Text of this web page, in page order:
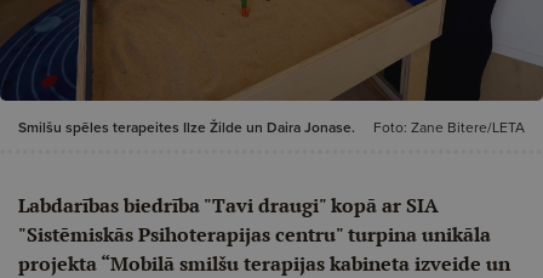
Smilšu spēles terapeites Ilze Žilde un Daira Jonase. Foto: Zane Bitere/LETA
Labdarības biedrība "Tavi draugi" kopā ar SIA
"Sistēmiskās Psihoterapijas centru" turpina unikāla
projekta “Mobilā smilšu terapijas kabineta izveide un